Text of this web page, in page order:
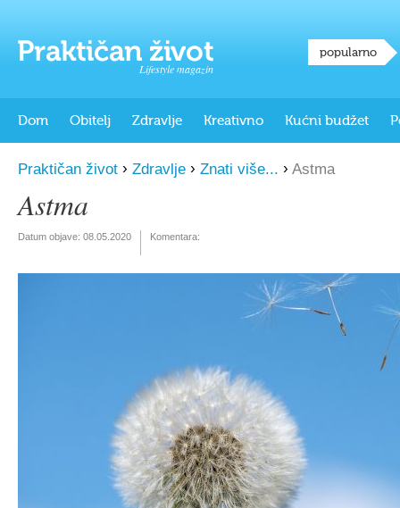
Lifestyle magazin
popularno
Dom Obitelj Zdravlje Kreativno Kućni budžet
Praktičan život › Zdravlje › Znati više... › Astma
Astma
Datum objave: 08.05.2020 Komentara: